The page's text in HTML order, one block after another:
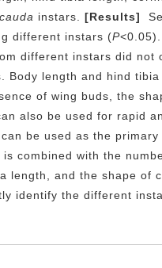
instars. [Results]
different instars (P
different instars did not
length and hind tibia
of wing buds, the
also be used for rapid
be used as the primary
is combined with the
length, and the shape of
identify the different